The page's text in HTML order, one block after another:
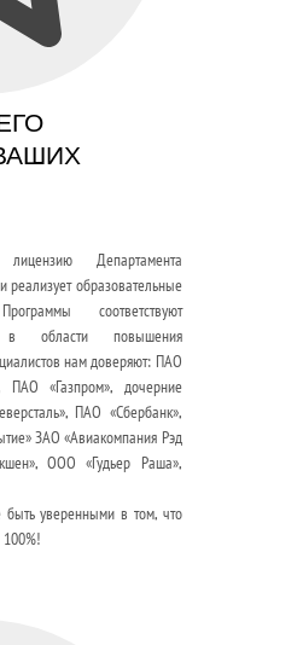
Департамента
реализует образовательные
соответствуют
в области повышения
нам доверяют: ПАО
«Газпром», дочерние
ПАО «Сбербанк»,
ЗАО «Авиакомпания Рэд
ООО «Гудьер Раша»,
быть уверенными в том, что
100%!